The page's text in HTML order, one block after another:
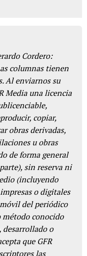
Cordero:
columnas tienen
Al enviarnos su
Media una licencia
copiar,
obras derivadas,
u obras
de forma general
sin reserva ni
(incluyendo
o digitales
del periódico
método conocido
desarrollado o
que GFR
las